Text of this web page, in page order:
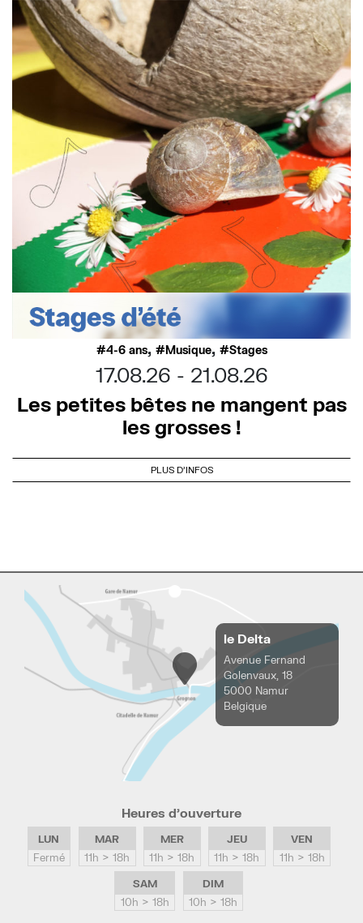
4-6 ans, Musique, Stages
17.08.26
21.08.26
Les petites bêtes ne mangent pas
les grosses !
PLUS D'INFOS
le Delta
Avenue Fernand
Golenvaux, 18
5000 Namur
Belgique
Heures d’ouverture
LUN
Fermé
MAR
11h > 18h
MER
11h > 18h
JEU
11h > 18h
VEN
11h > 18h
SAM
10h > 18h
DIM
10h > 18h